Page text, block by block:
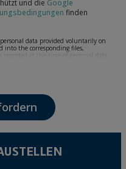
und die Google
finden
data provided voluntarily on
into the corresponding files,
reported at the time of personal data
or question, established
shall be treated with the utmost
provided for the General
so under your sole responsibility.